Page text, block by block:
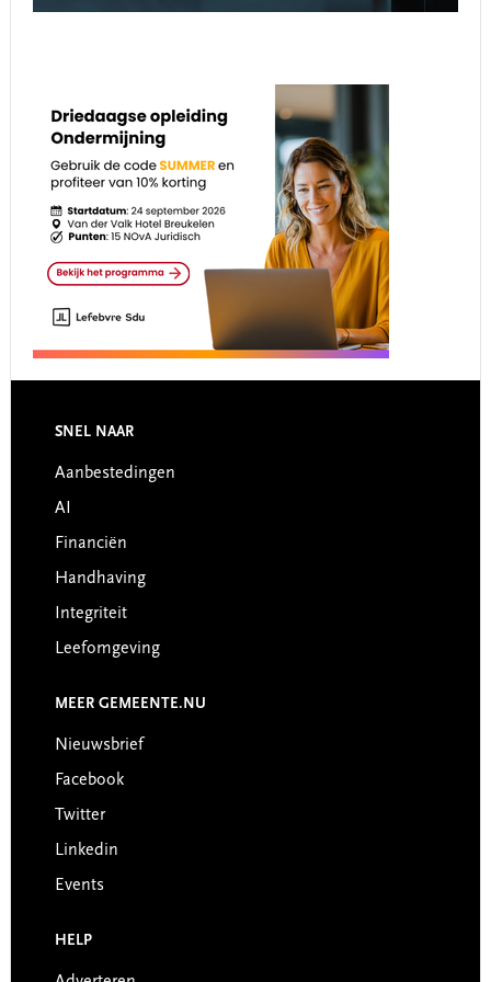
Footer
SNEL NAAR
Aanbestedingen
AI
Financiën
Handhaving
Integriteit
Leefomgeving
MEER GEMEENTE.NU
Nieuwsbrief
Facebook
Twitter
Linkedin
Events
HELP